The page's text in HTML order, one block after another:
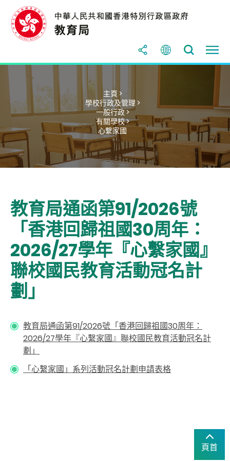
主頁 >
學校行政及管理 >
一般行政 >
有關學校 >
心繫家國
教育局通函第91/2026號
「香港回歸祖國30周年：
2026/27學年『心繫家國』
聯校國民教育活動冠名計
劃」
教育局通函第91/2026號「香港回歸祖國30周年：
2026/27學年『心繫家國』聯校國民教育活動冠名計
劃」
「心繫家國」系列活動冠名計劃申請表格
頁首